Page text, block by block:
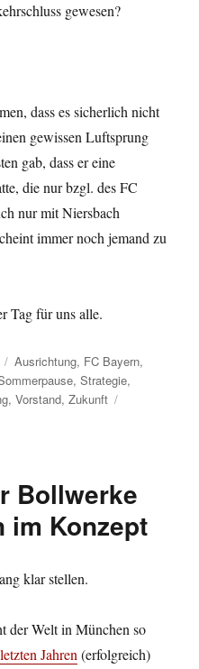
gewesen?
dass es sicherlich nicht
gewissen Luftsprung
gab, dass er eine
die nur bzgl. des FC
nur mit Niersbach
immer noch jemand zu
Tag für uns alle.
Schlagwörter
Ausrichtung, FC Bayern,
,Strategie,
,Vorstand,Zukunft
Bollwerke
im Konzept
klar stellen.
der Welt in München so
Jahren(erfolgreich)